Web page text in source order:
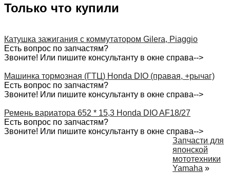
Только что купили
Катушка зажигания с коммутатором Gilera, Piaggio
Есть вопрос по запчастям?
Звоните! Или пишите консультанту в окне справа-->
Машинка тормозная (ГТЦ) Honda DIO (правая, +рычаг)
Есть вопрос по запчастям?
Звоните! Или пишите консультанту в окне справа-->
Ремень вариатора 652 * 15,3 Honda DIO AF18/27
Есть вопрос по запчастям?
Звоните! Или пишите консультанту в окне справа-->
Запчасти для
японской
мототехники
Yamaha »